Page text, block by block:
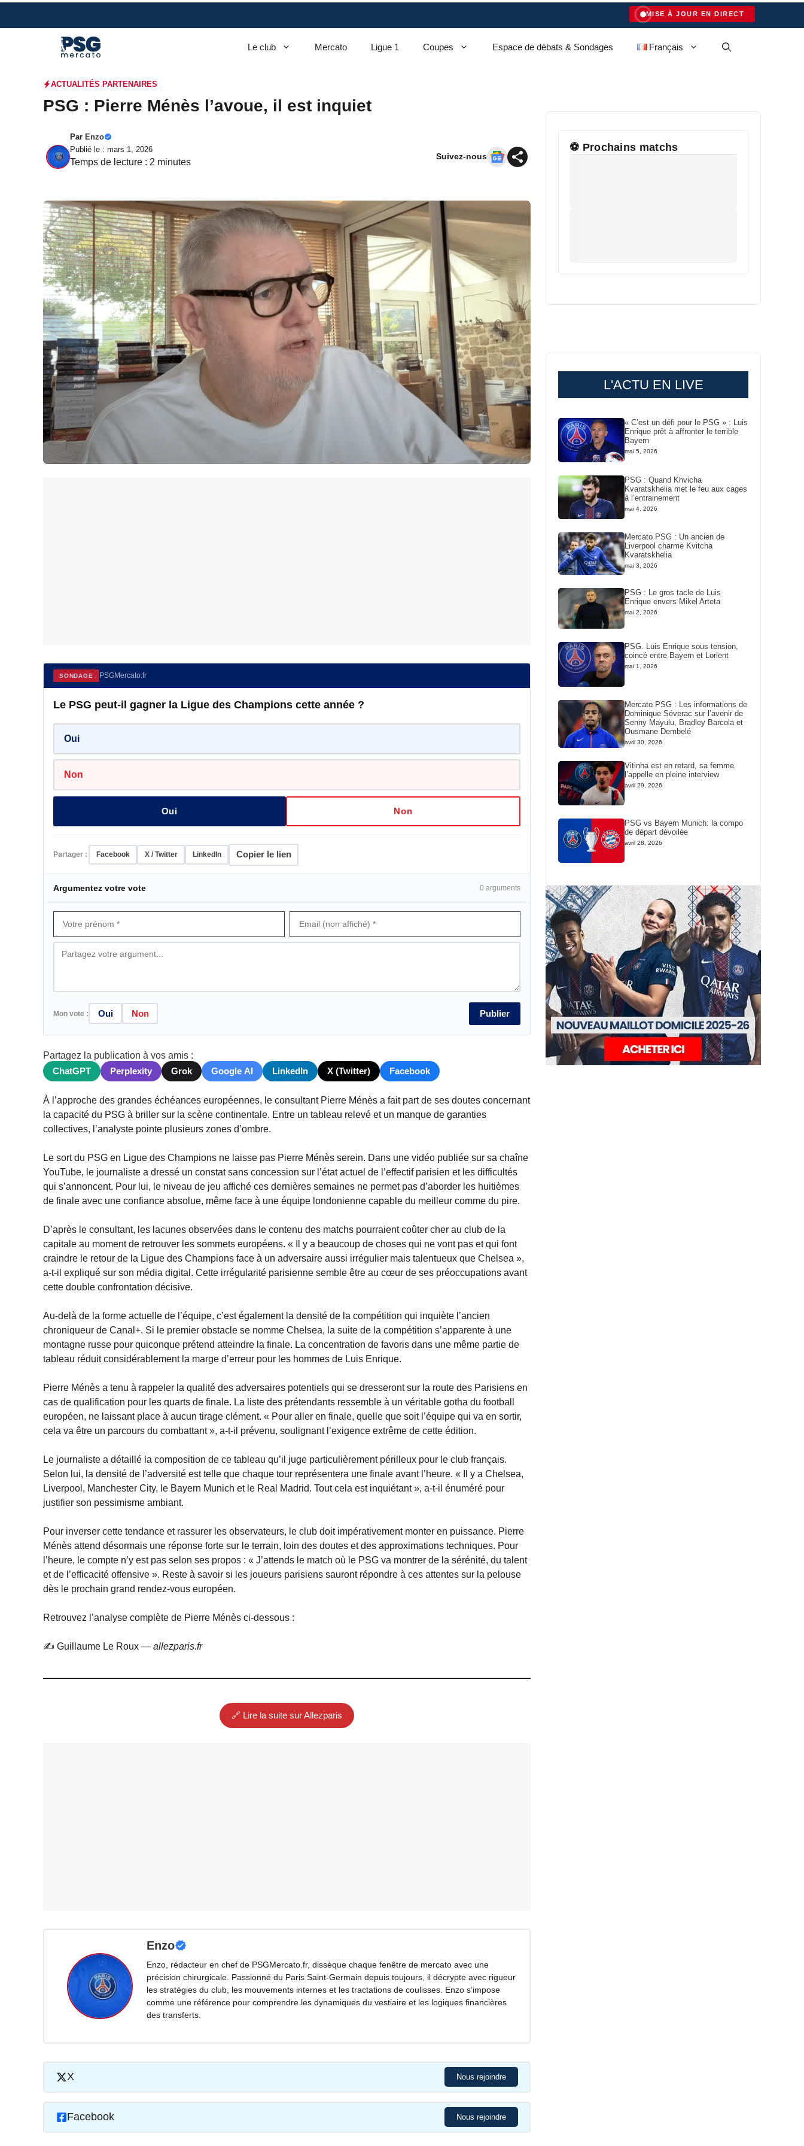
MISE À JOUR EN DIRECT
Le club Mercato Ligue 1 Coupes Espace de débats & Sondages Français
ACTUALITÉS PARTENAIRES
PSG : Pierre Ménès l’avoue, il est inquiet
Par Enzo
Publié le : mars 1, 2026
Temps de lecture : 2 minutes
Suivez-nous
SONDAGE PSGMercato.fr
Le PSG peut-il gagner la Ligue des Champions cette année ?
Oui
Non
Oui Non
Partager : Facebook X / Twitter LinkedIn Copier le lien
Argumentez votre vote 0 arguments
Mon vote : Oui Non Publier
Partagez la publication à vos amis :
ChatGPT
Perplexity Grok Google AI LinkedIn X (Twitter) Facebook
À l’approche des grandes échéances européennes, le consultant Pierre Ménès a fait part de ses doutes concernant
la capacité du PSG à briller sur la scène continentale. Entre un tableau relevé et un manque de garanties
collectives, l’analyste pointe plusieurs zones d’ombre.
Le sort du PSG en Ligue des Champions ne laisse pas Pierre Ménès serein. Dans une vidéo publiée sur sa chaîne
YouTube, le journaliste a dressé un constat sans concession sur l’état actuel de l’effectif parisien et les difficultés
qui s’annoncent. Pour lui, le niveau de jeu affiché ces dernières semaines ne permet pas d’aborder les huitièmes
de finale avec une confiance absolue, même face à une équipe londonienne capable du meilleur comme du pire.
D’après le consultant, les lacunes observées dans le contenu des matchs pourraient coûter cher au club de la
capitale au moment de retrouver les sommets européens. « Il y a beaucoup de choses qui ne vont pas et qui font
craindre le retour de la Ligue des Champions face à un adversaire aussi irrégulier mais talentueux que Chelsea »,
a-t-il expliqué sur son média digital. Cette irrégularité parisienne semble être au cœur de ses préoccupations avant
cette double confrontation décisive.
Au-delà de la forme actuelle de l’équipe, c’est également la densité de la compétition qui inquiète l’ancien
chroniqueur de Canal+. Si le premier obstacle se nomme Chelsea, la suite de la compétition s’apparente à une
montagne russe pour quiconque prétend atteindre la finale. La concentration de favoris dans une même partie de
tableau réduit considérablement la marge d’erreur pour les hommes de Luis Enrique.
Pierre Ménès a tenu à rappeler la qualité des adversaires potentiels qui se dresseront sur la route des Parisiens en
cas de qualification pour les quarts de finale. La liste des prétendants ressemble à un véritable gotha du football
européen, ne laissant place à aucun tirage clément. « Pour aller en finale, quelle que soit l’équipe qui va en sortir,
cela va être un parcours du combattant », a-t-il prévenu, soulignant l’exigence extrême de cette édition.
Le journaliste a détaillé la composition de ce tableau qu’il juge particulièrement périlleux pour le club français.
Selon lui, la densité de l’adversité est telle que chaque tour représentera une finale avant l’heure. « Il y a Chelsea,
Liverpool, Manchester City, le Bayern Munich et le Real Madrid. Tout cela est inquiétant », a-t-il énuméré pour
justifier son pessimisme ambiant.
Pour inverser cette tendance et rassurer les observateurs, le club doit impérativement monter en puissance. Pierre
Ménès attend désormais une réponse forte sur le terrain, loin des doutes et des approximations techniques. Pour
l’heure, le compte n’y est pas selon ses propos : « J’attends le match où le PSG va montrer de la sérénité, du talent
et de l’efficacité offensive ». Reste à savoir si les joueurs parisiens sauront répondre à ces attentes sur la pelouse
dès le prochain grand rendez-vous européen.
Retrouvez l’analyse complète de Pierre Ménès ci-dessous :
✍️ Guillaume Le Roux — allezparis.fr
🔗 Lire la suite sur Allezparis
Enzo
Enzo, rédacteur en chef de PSGMercato.fr, dissèque chaque fenêtre de mercato avec une
précision chirurgicale. Passionné du Paris Saint-Germain depuis toujours, il décrypte avec rigueur
les stratégies du club, les mouvements internes et les tractations de coulisses. Enzo s’impose
comme une référence pour comprendre les dynamiques du vestiaire et les logiques financières
des transferts.
X Nous rejoindre
Facebook Nous rejoindre
⚽ Prochains matchs
L'ACTU EN LIVE
« C’est un défi pour le PSG » : Luis
Enrique prêt à affronter le terrible
Bayern
mai 5, 2026
PSG : Quand Khvicha
Kvaratskhelia met le feu aux cages
à l’entrainement
mai 4, 2026
Mercato PSG : Un ancien de
Liverpool charme Kvitcha
Kvaratskhelia
mai 3, 2026
PSG : Le gros tacle de Luis
Enrique envers Mikel Arteta
mai 2, 2026
PSG. Luis Enrique sous tension,
coincé entre Bayern et Lorient
mai 1, 2026
Mercato PSG : Les informations de
Dominique Séverac sur l’avenir de
Senny Mayulu, Bradley Barcola et
Ousmane Dembelé
avril 30, 2026
Vitinha est en retard, sa femme
l’appelle en pleine interview
avril 29, 2026
PSG vs Bayern Munich: la compo
de départ dévoilée
avril 28, 2026